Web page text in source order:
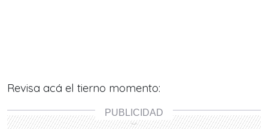
Revisa acá el tierno momento: